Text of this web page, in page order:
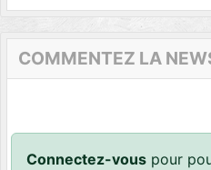
COMMENTEZ LA
Connectez-vous pour